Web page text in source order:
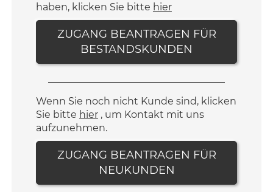
haben, klicken Sie bitte hier
ZUGANG BEANTRAGEN FÜR
BESTANDSKUNDEN
Wenn Sie noch nicht Kunde sind, klicken
Sie bitte hier, um Kontakt mit uns
aufzunehmen.
ZUGANG BEANTRAGEN FÜR
NEUKUNDEN